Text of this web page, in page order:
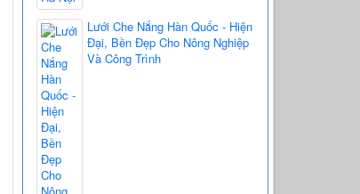
Lưới Che Nắng Hàn Quốc - Hiện
Đại, Bền Đẹp Cho Nông Nghiệp
Và Công Trình